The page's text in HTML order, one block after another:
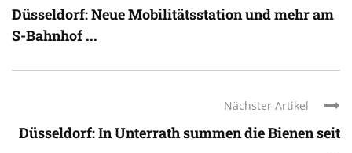
Düsseldorf: Neue Mobilitätsstation und mehr am
S-Bahnhof ...
Nächster Artikel
Düsseldorf: In Unterrath summen die Bienen seit